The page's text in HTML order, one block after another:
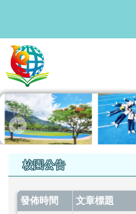
上中區域內容
校園公告
發佈時間 文章標題